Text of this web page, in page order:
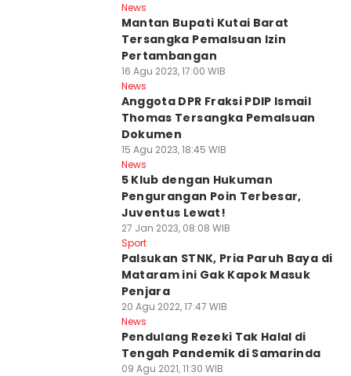
News
Mantan Bupati Kutai Barat
Tersangka Pemalsuan Izin
Pertambangan
16 Agu 2023, 17:00 WIB
News
Anggota DPR Fraksi PDIP Ismail
Thomas Tersangka Pemalsuan
Dokumen
15 Agu 2023, 18:45 WIB
News
5 Klub dengan Hukuman
Pengurangan Poin Terbesar,
Juventus Lewat!
27 Jan 2023, 08:08 WIB
Sport
Palsukan STNK, Pria Paruh Baya di
Mataram ini Gak Kapok Masuk
Penjara
20 Agu 2022, 17:47 WIB
News
Pendulang Rezeki Tak Halal di
Tengah Pandemik di Samarinda
09 Agu 2021, 11:30 WIB